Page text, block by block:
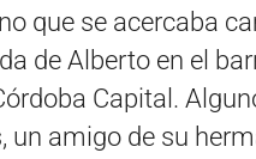
que se acercaba
de Alberto en el
Capital.
un amigo de su